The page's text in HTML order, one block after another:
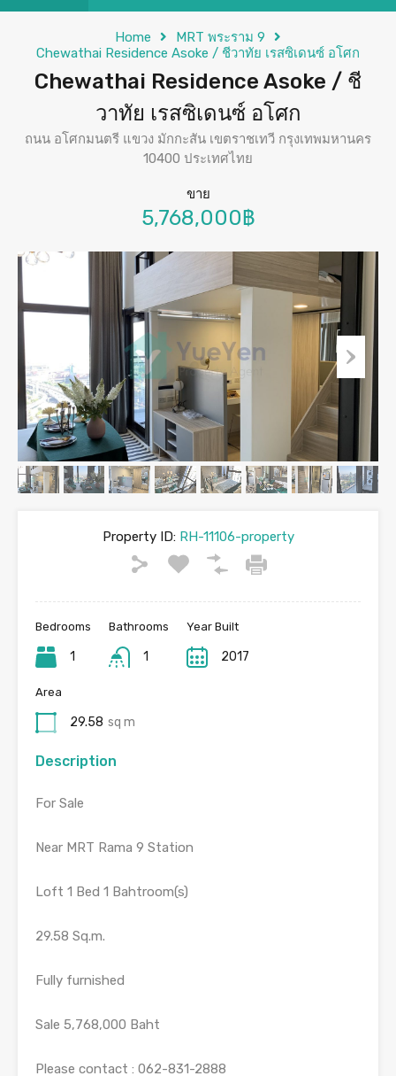
Home
MRT พระราม 9
Chewathai Residence Asoke / ชีวาทัย เรสซิเดนซ์ อโศก
Chewathai Residence Asoke / ชี
วาทัย เรสซิเดนซ์ อโศก
ถนน อโศกมนตรี แขวง มักกะสัน เขตราชเทวี กรุงเทพมหานคร
10400 ประเทศไทย
ขาย
5,768,000฿
Property ID:RH-11106-property
Bedrooms
1
Bathrooms
1
Year Built
2017
Area
29.58 sq m
Description
For Sale
Near MRT Rama 9 Station
Loft 1 Bed 1 Bahtroom(s)
29.58 Sq.m.
Fully furnished
Sale 5,768,000 Baht
Please contact : 062-831-2888